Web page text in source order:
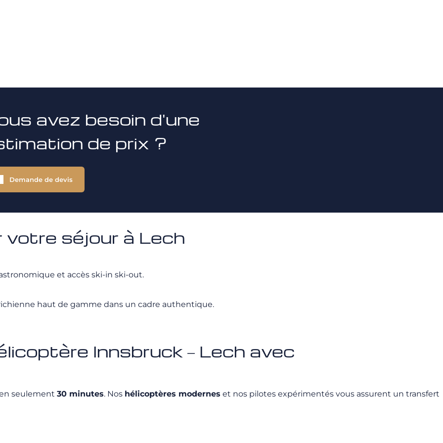
avez besoin d'une
de prix ?
Demande de devis
séjour à Lech
et accès ski-in ski-out.
haut de gamme dans un cadre authentique.
Innsbruck – Lech avec
seulement 30 minutes. Nos hélicoptères modernes et nos pilotes expérimentés vous assurent un transfert